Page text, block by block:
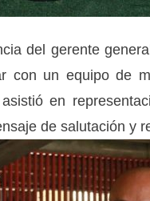
del gerente
con un equipo de
en
de salutación y